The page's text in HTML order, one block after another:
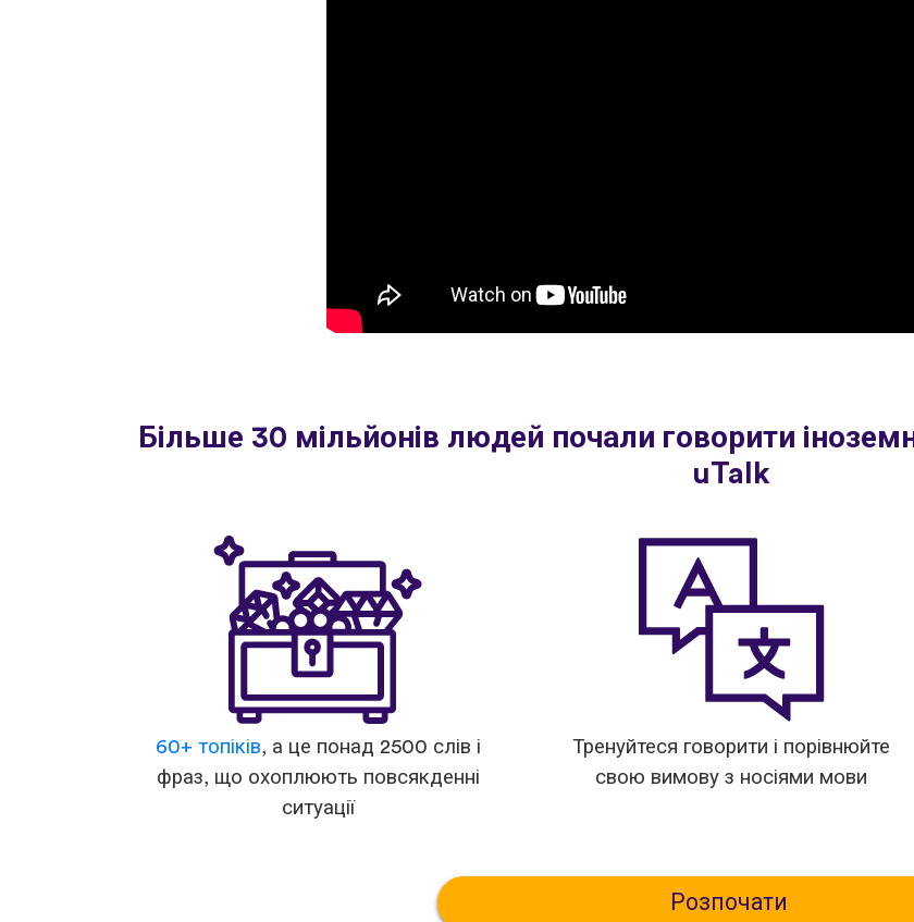
Більше 30 мільйонів людей почали говорити
uTalk
60+ топіків, а це понад 2500 слів і
фраз, що охоплюють повсякденні
ситуації
Тренуйтеся говорити і порівнюйте
свою вимову з носіями мови
Розпочати